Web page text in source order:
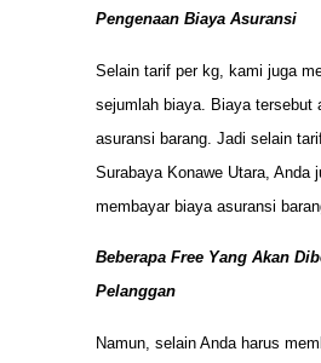
Pengenaan Biaya Asuransi
Selain tarif per kg, kami juga
sejumlah biaya. Biaya tersebut
asuransi barang. Jadi selain
Surabaya Konawe Utara, Anda
membayar biaya asuransi
Beberapa Free Yang Akan
Pelanggan
Namun, selain Anda harus